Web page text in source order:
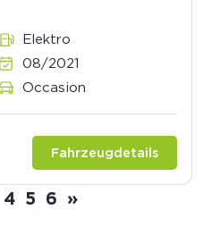
Elektro
08/2021
Occasion
Fahrzeugdetails
4 5 6 »